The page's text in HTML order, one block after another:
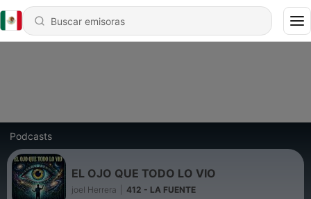
Podcasts
EL OJO QUE TODO LO VIO
joel Herrera 412 - LA FUENTE